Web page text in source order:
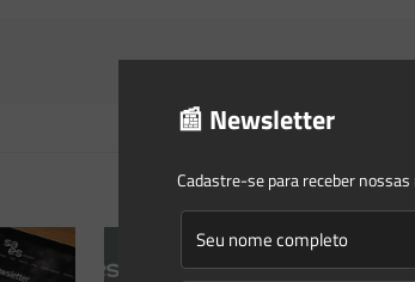
📰 Newsletter
Cadastre-se para receber nossas